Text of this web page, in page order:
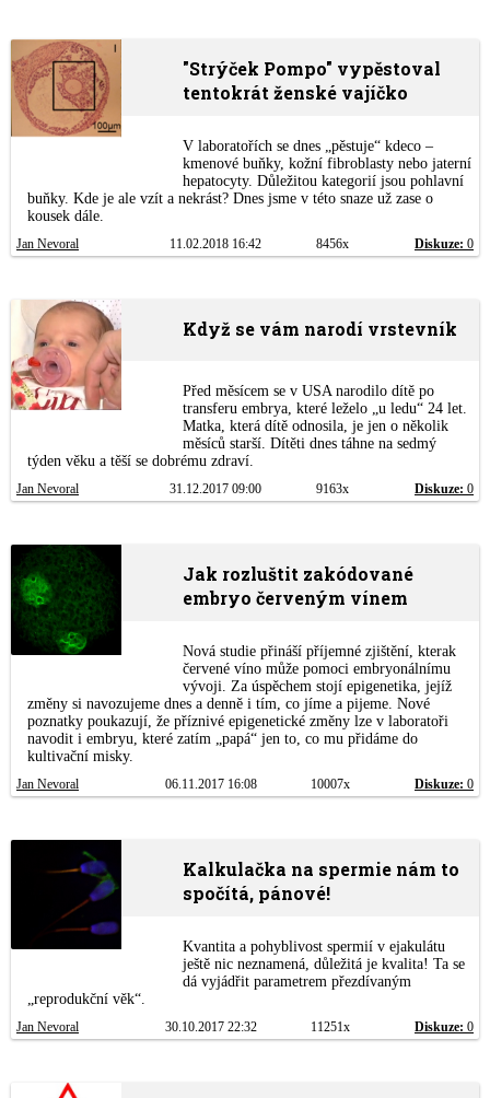
"Strýček Pompo" vypěstoval
tentokrát ženské vajíčko
V laboratořích se dnes „pěstuje“ kdeco –
kmenové buňky, kožní fibroblasty nebo jaterní
hepatocyty. Důležitou kategorií jsou pohlavní
buňky. Kde je ale vzít a nekrást? Dnes jsme v této snaze už zase o
kousek dále.
Jan Nevoral 11.02.2018 16:42 8456x Diskuze: 0
Když se vám narodí vrstevník
Před měsícem se v USA narodilo dítě po
transferu embrya, které leželo „u ledu“ 24 let.
Matka, která dítě odnosila, je jen o několik
měsíců starší. Dítěti dnes táhne na sedmý
týden věku a těší se dobrému zdraví.
Jan Nevoral 31.12.2017 09:00 9163x Diskuze: 0
Jak rozluštit zakódované
embryo červeným vínem
Nová studie přináší příjemné zjištění, kterak
červené víno může pomoci embryonálnímu
vývoji. Za úspěchem stojí epigenetika, jejíž
změny si navozujeme dnes a denně i tím, co jíme a pijeme. Nové
poznatky poukazují, že příznivé epigenetické změny lze v laboratoři
navodit i embryu, které zatím „papá“ jen to, co mu přidáme do
kultivační misky.
Jan Nevoral 06.11.2017 16:08 10007x Diskuze: 0
Kalkulačka na spermie nám to
spočítá, pánové!
Kvantita a pohyblivost spermií v ejakulátu
ještě nic neznamená, důležitá je kvalita! Ta se
dá vyjádřit parametrem přezdívaným
„reprodukční věk“.
Jan Nevoral 30.10.2017 22:32 11251x Diskuze: 0